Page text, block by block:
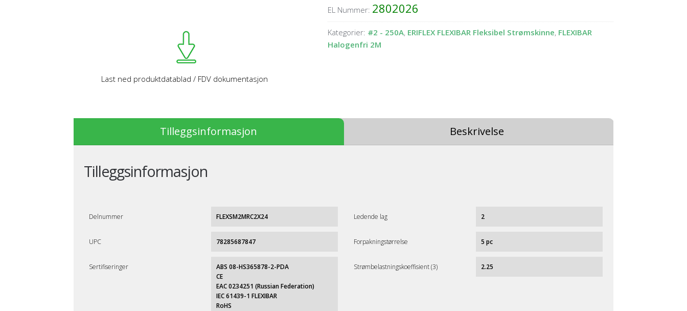
Last ned produktdatablad / FDV dokumentasjon
EL Nummer: 2802026
Kategorier: #2 - 250A, ERIFLEX FLEXIBAR Fleksibel Strømskinne, FLEXIBAR
Halogenfri 2M
Tilleggsinformasjon Beskrivelse
Tilleggsinformasjon
Delnummer FLEXSM2MRC2X24 Ledende lag 2
UPC 78285687847 Forpakningstørrelse 5 pc
Sertifiseringer
ABS 08-HS365878-2-PDA
CE
EAC 0234251 (Russian Federation)
IEC 61439-1 FLEXIBAR
RoHS
Strømbelastningskoeffisient (3) 2.25